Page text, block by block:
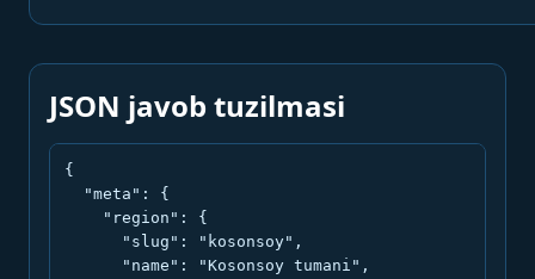
JSON javob tuzilmasi
{
  "meta": {
    "region": {
      "slug": "kosonsoy",
      "name": "Kosonsoy tumani",